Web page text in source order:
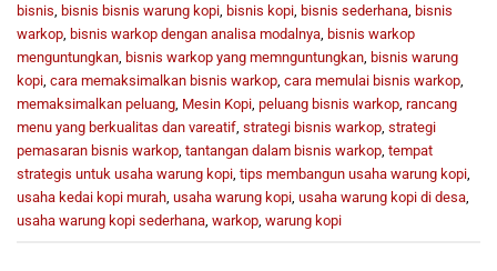
bisnis bisnis bisnis warung kopi bisnis kopi bisnis sederhana bisnis
warkop bisnis warkop dengan analisa modalnya bisnis warkop
menguntungkan bisnis warkop yang memnguntungkan bisnis warung
kopi cara memaksimalkan bisnis warkop cara memulai bisnis warkop
memaksimalkan peluang Mesin Kopi peluang bisnis warkop rancang
menu yang berkualitas dan vareatif strategi bisnis warkop strategi
pemasaran bisnis warkop tantangan dalam bisnis warkop tempat
strategis untuk usaha warung kopi tips membangun usaha warung kopi
usaha kedai kopi murah usaha warung kopi usaha warung kopi di desa
usaha warung kopi sederhana warkop warung kopi